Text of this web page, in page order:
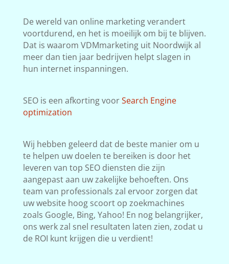
De wereld van online marketing verandert
voortdurend, en het is moeilijk om bij te blijven.
Dat is waarom VDMmarketing uit Noordwijk al
meer dan tien jaar bedrijven helpt slagen in
hun internet inspanningen.
SEO is een afkorting voorSearch Engine
optimization
Wij hebben geleerd dat de beste manier om u
te helpen uw doelen te bereiken is door het
leveren van top SEO diensten die zijn
aangepast aan uw zakelijke behoeften. Ons
team van professionals zal ervoor zorgen dat
uw website hoog scoort op zoekmachines
zoals Google, Bing, Yahoo! En nog belangrijker,
ons werk zal snel resultaten laten zien, zodat u
de ROI kunt krijgen die u verdient!